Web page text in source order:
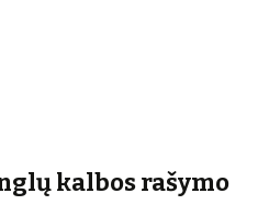
kalbos rašymo